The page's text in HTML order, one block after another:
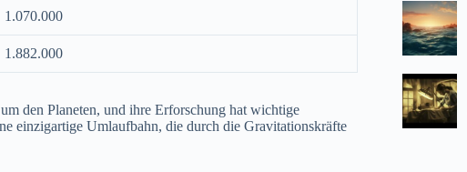
1.070.000
1.882.000
den Planeten, und ihre Erforschung hat wichtige
einzigartige Umlaufbahn, die durch die Gravitationskräfte